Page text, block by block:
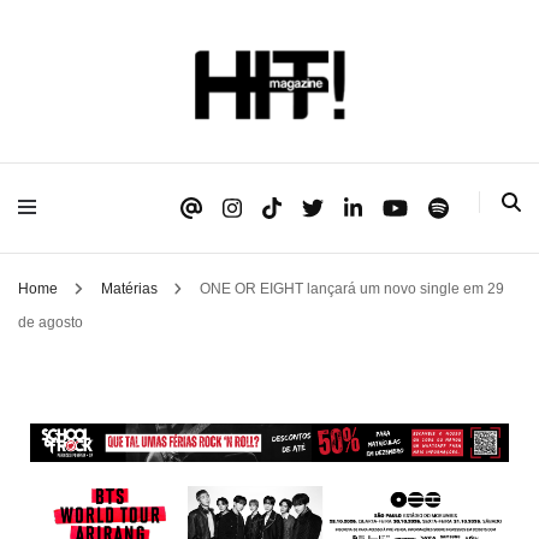
HIT!Magazine
Home Matérias
ONE OR EIGHT lançará um novo single em 29
de agosto